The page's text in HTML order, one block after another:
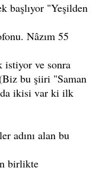
başlıyor "Yeşilden
Nâzım 55
istiyor ve sonra
bu şiiri "Saman
ikisi var ki ilk
adını alan bu
birlikte